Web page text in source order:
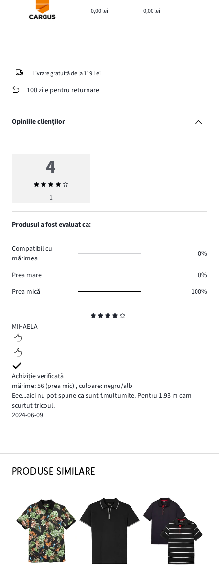
0,00 lei 0,00 lei
Livrare gratuită de la 119 Lei
100 zile pentru returnare
Opiniile clienților
4
MIHAELA
Achiziție verificată
mărime: 56 (prea mic) ,culoare: negru/alb
Eee...aici nu pot spune ca sunt f.multumite. Pentru 1.93 m cam
scurtut tricoul.
2024-06-09
4
Evaluarea
medie
1
Produsul a fost evaluat ca:
Compatibil cu
mărimea
0%
Prea mare
0%
Prea mică
100%
PRODUSE SIMILARE